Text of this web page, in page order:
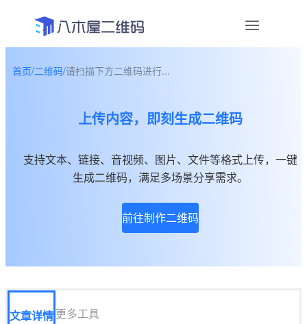
帮助中心
首页/二维码/请扫描下方二维码进行...
上传内容，即刻生成二维码
支持文本、链接、音视频、图片、文件等格式上传，一键
生成二维码，满足多场景分享需求。
前往制作二维码
文章详情更多工具